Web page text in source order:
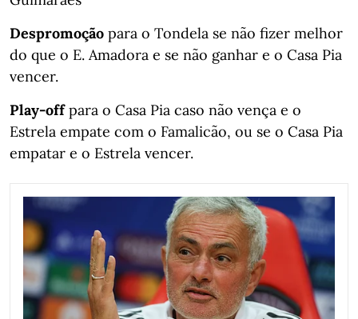
Despromoção para o Tondela se não fizer melhor
do que o E. Amadora e se não ganhar e o Casa Pia
vencer.
Play-offpara o Casa Pia caso não vença e o
Estrela empate com o Famalicão, ou se o Casa Pia
empatar e o Estrela vencer.